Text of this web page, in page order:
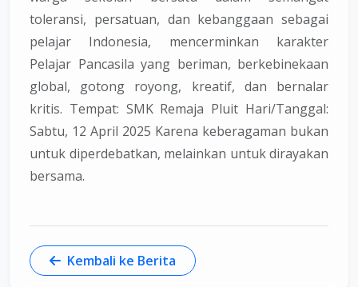
toleransi, persatuan, dan kebanggaan sebagai
pelajar Indonesia, mencerminkan karakter
Pelajar Pancasila yang beriman, berkebinekaan
global, gotong royong, kreatif, dan bernalar
kritis. Tempat: SMK Remaja Pluit Hari/Tanggal:
Sabtu, 12 April 2025 Karena keberagaman bukan
untuk diperdebatkan, melainkan untuk dirayakan
bersama.
Kembali ke Berita